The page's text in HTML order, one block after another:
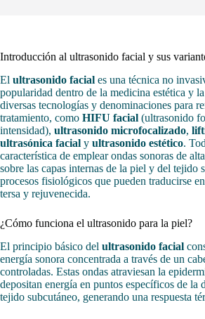
Introducción al ultrasonido facial y sus
El ultrasonido facial es una técnica no
popularidad dentro de la medicina estética y la
diversas tecnologías y denominaciones para
tratamiento, como HIFU facial (ultrasonido
intensidad), ultrasonido microfocalizado,
ultrasónica facial y ultrasonido estético.
característica de emplear ondas sonoras de
sobre las capas internas de la piel y del tejido
procesos fisiológicos que pueden traducirse
tersa y rejuvenecida.
¿Cómo funciona el ultrasonido para la piel?
El principio básico del ultrasonido facial
energía sonora concentrada a través de un
controladas. Estas ondas atraviesan la
depositan energía en puntos específicos de la
tejido subcutáneo, generando una respuesta